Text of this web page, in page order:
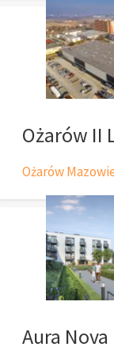
Ożarów II
Ożarów
Aura Nova